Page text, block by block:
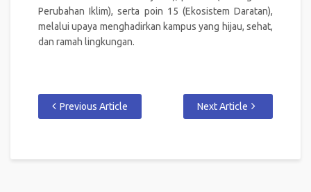
Perubahan Iklim), serta poin 15 (Ekosistem Daratan),
melalui upaya menghadirkan kampus yang hijau, sehat,
dan ramah lingkungan.
Previous Article Next Article